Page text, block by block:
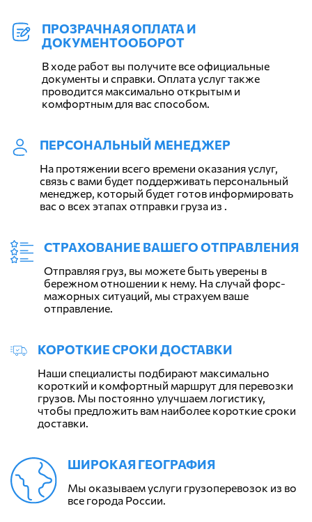
ПРОЗРАЧНАЯ ОПЛАТА И
ДОКУМЕНТООБОРОТ
В ходе работ вы получите все официальные
документы и справки. Оплата услуг также
проводится максимально открытым и
комфортным для вас способом.
ПЕРСОНАЛЬНЫЙ МЕНЕДЖЕР
На протяжении всего времени оказания услуг,
связь с вами будет поддерживать персональный
менеджер, который будет готов информировать
вас о всех этапах отправки груза из .
СТРАХОВАНИЕ ВАШЕГО ОТПРАВЛЕНИЯ
Отправляя груз, вы можете быть уверены в
бережном отношении к нему. На случай форс-
мажорных ситуаций, мы страхуем ваше
отправление.
КОРОТКИЕ СРОКИ ДОСТАВКИ
Наши специалисты подбирают максимально
короткий и комфортный маршрут для перевозки
грузов. Мы постоянно улучшаем логистику,
чтобы предложить вам наиболее короткие сроки
доставки.
ШИРОКАЯ ГЕОГРАФИЯ
Мы оказываем услуги грузоперевозок из во
все города России.